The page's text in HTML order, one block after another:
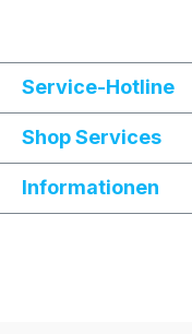
Service-Hotline
Shop Services
Informationen